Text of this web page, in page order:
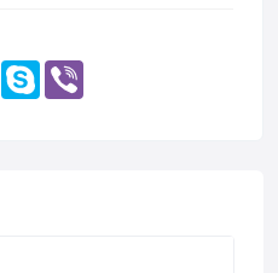
MessageSkype